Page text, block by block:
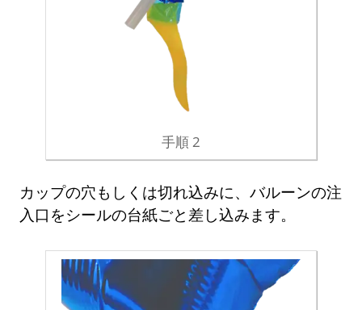
手順 2
カップの穴もしくは切れ込みに、バルーンの注
入口をシールの台紙ごと差し込みます。